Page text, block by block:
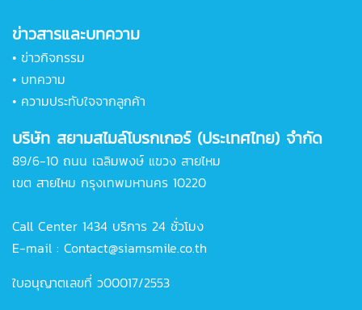
ข่าวสารและบทความ
• ข่าวกิจกรรม
• บทความ
• ความประทับใจจากลูกค้า
บริษัท สยามสไมล์โบรกเกอร์ (ประเทศไทย) จำกัด
89/6-10 ถนน เฉลิมพงษ์ แขวง สายไหม
เขต สายไหม กรุงเทพมหานคร 10220
Call Center 1434 บริการ 24 ชั่วโมง
E-mail : Contact@siamsmile.co.th
ใบอนุญาตเลขที่ ว00017/2553